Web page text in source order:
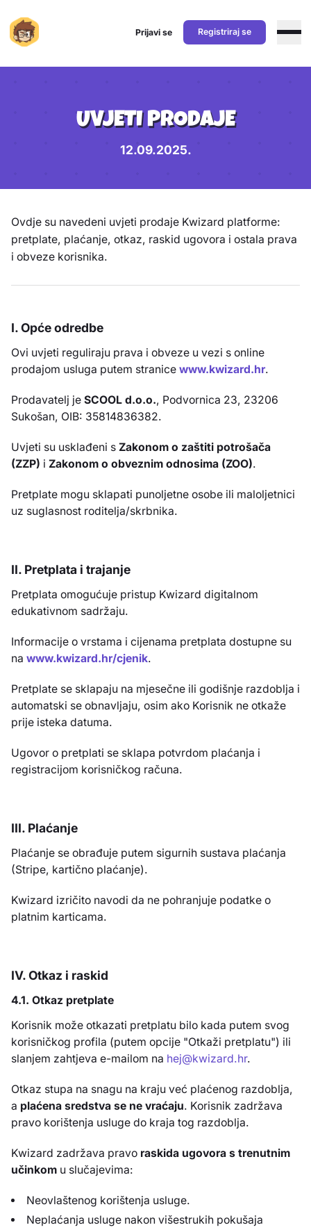
Prijavi se Registriraj se
UVJETI PRODAJE
12.09.2025.
Ovdje su navedeni uvjeti prodaje Kwizard platforme:
pretplate, plaćanje, otkaz, raskid ugovora i ostala prava
i obveze korisnika.
I. Opće odredbe
Ovi uvjeti reguliraju prava i obveze u vezi s online
prodajom usluga putem stranice www.kwizard.hr.
Prodavatelj je SCOOL d.o.o., Podvornica 23, 23206
Sukošan, OIB: 35814836382.
Uvjeti su usklađeni s Zakonom o zaštiti potrošača
(ZZP) i Zakonom o obveznim odnosima (ZOO).
Pretplate mogu sklapati punoljetne osobe ili maloljetnici
uz suglasnost roditelja/skrbnika.
II. Pretplata i trajanje
Pretplata omogućuje pristup Kwizard digitalnom
edukativnom sadržaju.
Informacije o vrstama i cijenama pretplata dostupne su
na www.kwizard.hr/cjenik.
Pretplate se sklapaju na mjesečne ili godišnje razdoblja i
automatski se obnavljaju, osim ako Korisnik ne otkaže
prije isteka datuma.
Ugovor o pretplati se sklapa potvrdom plaćanja i
registracijom korisničkog računa.
III. Plaćanje
Plaćanje se obrađuje putem sigurnih sustava plaćanja
(Stripe, kartično plaćanje).
Kwizard izričito navodi da ne pohranjuje podatke o
platnim karticama.
IV. Otkaz i raskid
4.1. Otkaz pretplate
Korisnik može otkazati pretplatu bilo kada putem svog
korisničkog profila (putem opcije "Otkaži pretplatu") ili
slanjem zahtjeva e-mailom na hej@kwizard.hr.
Otkaz stupa na snagu na kraju već plaćenog razdoblja,
a plaćena sredstva se ne vraćaju. Korisnik zadržava
pravo korištenja usluge do kraja tog razdoblja.
Kwizard zadržava pravo raskida ugovora s trenutnim
učinkom u slučajevima:
Neovlaštenog korištenja usluge.
Neplaćanja usluge nakon višestrukih pokušaja